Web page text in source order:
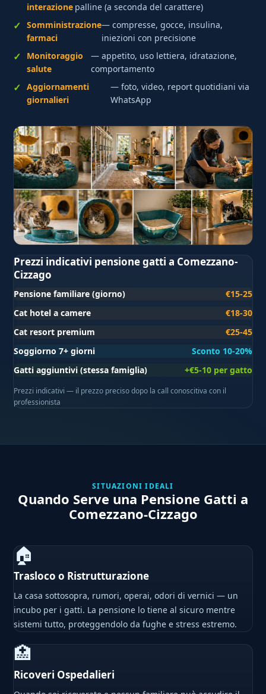
interazione palline (a seconda del carattere)
Somministrazione
farmaci
— compresse, gocce, insulina,
iniezioni con precisione
Monitoraggio
salute
— appetito, uso lettiera, idratazione,
comportamento
Aggiornamenti
giornalieri
— foto, video, report quotidiani via
WhatsApp
Prezzi indicativi pensione gatti a Comezzano-
Cizzago
Pensione familiare (giorno)
€15-25
Cat hotel a camere
€18-30
Cat resort premium
€25-45
Soggiorno 7+ giorni
Sconto 10-20%
Gatti aggiuntivi (stessa famiglia)
+€5-10 per gatto
Prezzi indicativi — il prezzo preciso dopo la call conoscitiva con il
professionista
SITUAZIONI IDEALI
Quando Serve una Pensione Gatti a
Comezzano-Cizzago
🏠
Trasloco o Ristrutturazione
La casa sottosopra, rumori, operai, odori di vernici — un
incubo per i gatti. La pensione lo tiene al sicuro mentre
sistemi tutto, proteggendolo da fughe e stress estremo.
🏥
Ricoveri Ospedalieri